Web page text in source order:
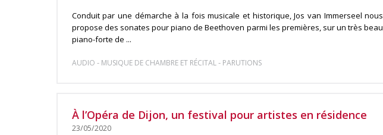
Conduit par une démarche à la fois musicale et historique, Jos van Immerseel nous
propose des sonates pour piano de Beethoven parmi les premières, sur un très beau
piano-forte de ...
AUDIO - MUSIQUE DE CHAMBRE ET RÉCITAL- PARUTIONS
À l’Opéra de Dijon, un festival pour artistes en résidence
23/05/2020